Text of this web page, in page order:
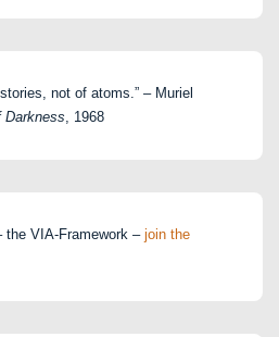
not of atoms.” – Muriel
Darkness , 1968
the VIA-Framework – join the